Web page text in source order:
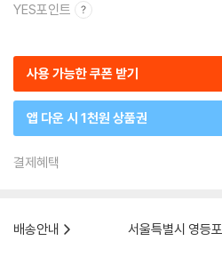
YES포인트
사용 가능한 쿠폰 받기
앱 다운 시 1천원 상품권
결제혜택
배송안내
서울특별시 영등